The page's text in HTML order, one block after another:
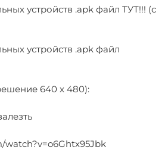
устройств .apk файл ТУТ!!! (с
устройств .apk файл
640 x 480):
watch?v=o6Ghtx95Jbk